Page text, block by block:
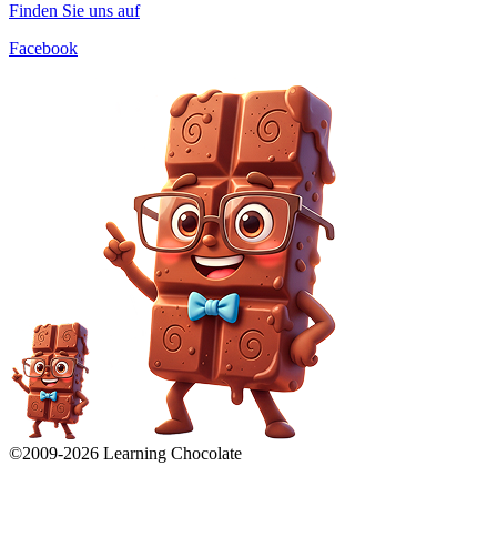
Finden Sie uns auf
Facebook
©2009-2026 Learning Chocolate